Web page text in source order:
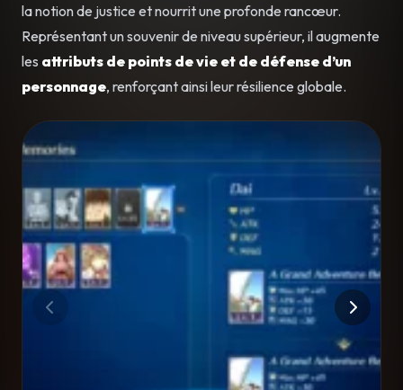
la notion de justice et nourrit une profonde rancœur.
Représentant un souvenir de niveau supérieur, il augmente
les attributs de points de vie et de défense d’un
personnage, renforçant ainsi leur résilience globale.